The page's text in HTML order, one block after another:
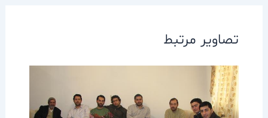
تصاویر مرتبط